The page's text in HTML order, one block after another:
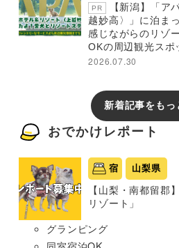
PR
【新潟】「ア
越妙高〉」に泊ま
感じながらのリゾ
OKの周辺観光スポ
2026.07.30
新着記事をもっ
おでかけレポート
宿 山梨県
【山梨・南都留郡
リゾート」
グランピング